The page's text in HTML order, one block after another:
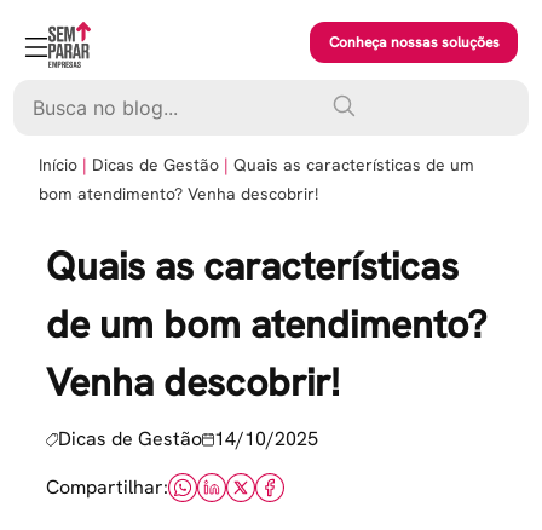
content
Conheça nossas soluções
Início Dicas de Gestão
Quais as características de um
bom atendimento? Venha descobrir!
Quais as características
de um bom atendimento?
Venha descobrir!
Dicas de Gestão 14/10/2025
Compartilhar: